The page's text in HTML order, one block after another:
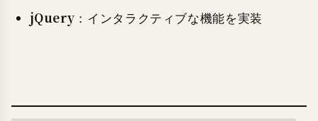
jQuery ：インタラクティブな機能を実装